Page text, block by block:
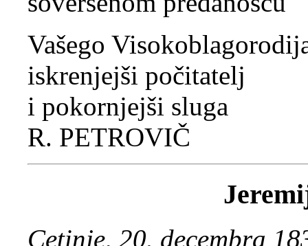
Vašego
iskrenjejši počitatelj
i pokornjejši sluga
R. PETROVIČ
Cetinje, 20. decembra